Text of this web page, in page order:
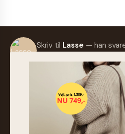
Skriv til Lasse — han
info@frejaskind.dk
Retur eller ombytning
Tilmeld nyhedsbrev